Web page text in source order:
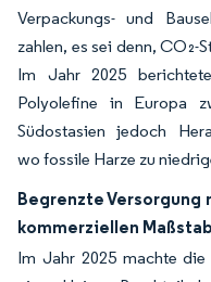
Verpackungs- und
zahlen, es sei denn, CO₂-
Im Jahr 2025
Polyolefine in Europa
Südostasien jedoch
wo fossile Harze zu
Begrenzte
kommerziellen Maßstab
Im Jahr 2025 machte